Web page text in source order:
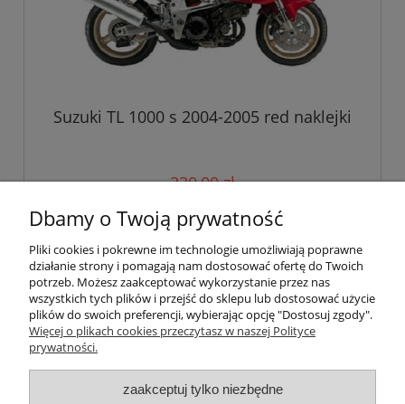
Suzuki TL 1000 s 2004-2005 red naklejki
330,00 zł
do koszyka
Pomoc
Płatności i dostawa
Dbamy o Twoją prywatność
Pliki cookies i pokrewne im technologie umożliwiają poprawne
działanie strony i pomagają nam dostosować ofertę do Twoich
potrzeb. Możesz zaakceptować wykorzystanie przez nas
wszystkich tych plików i przejść do sklepu lub dostosować użycie
plików do swoich preferencji, wybierając opcję "Dostosuj zgody".
Więcej o plikach cookies przeczytasz w naszej Polityce
prywatności.
zaakceptuj tylko niezbędne